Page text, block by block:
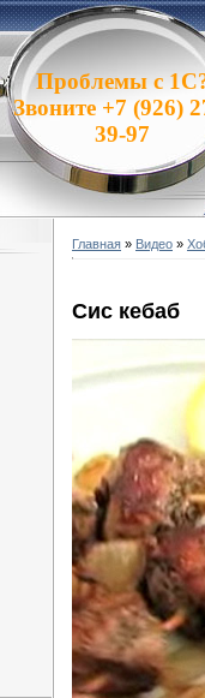
Проблемы с
Звоните +7 (926)
39-97
Главная » Видео »
Сис кебаб